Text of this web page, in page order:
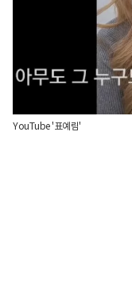
YouTube '표예림'